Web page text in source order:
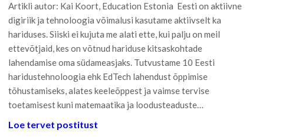
Artikli autor: Kai Koort, Education Estonia Eesti on aktiivne
digiriik ja tehnoloogia võimalusi kasutame aktiivselt ka
hariduses. Siiski ei kujuta me alati ette, kui palju on meil
ettevõtjaid, kes on võtnud hariduse kitsaskohtade
lahendamise oma südameasjaks. Tutvustame 10 Eesti
haridustehnoloogia ehk EdTech lahendust õppimise
tõhustamiseks, alates keeleõppest ja vaimse tervise
toetamisest kuni matemaatika ja loodusteaduste…
Loe tervet postitust